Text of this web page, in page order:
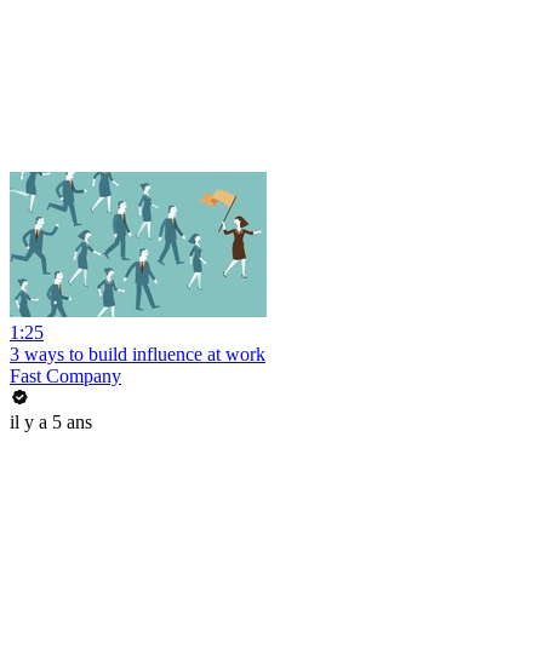
1:25
3 ways to build influence at work
Fast Company
il y a 5 ans